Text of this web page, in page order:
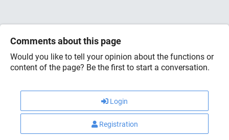
Comments about this page
Would you like to tell your opinion about the functions or
content of the page? Be the first to start a conversation.
Login
Registration